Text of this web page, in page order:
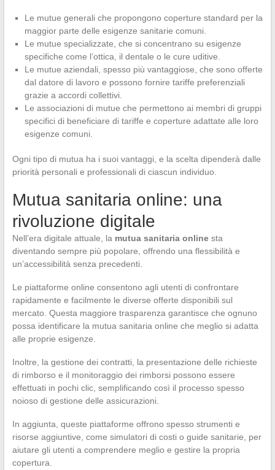
Le mutue generali che propongono coperture standard per la
maggior parte delle esigenze sanitarie comuni.
Le mutue specializzate, che si concentrano su esigenze
specifiche come l’ottica, il dentale o le cure uditive.
Le mutue aziendali, spesso più vantaggiose, che sono offerte
dal datore di lavoro e possono fornire tariffe preferenziali
grazie a accordi collettivi.
Le associazioni di mutue che permettono ai membri di gruppi
specifici di beneficiare di tariffe e coperture adattate alle loro
esigenze comuni.
Ogni tipo di mutua ha i suoi vantaggi, e la scelta dipenderà dalle
priorità personali e professionali di ciascun individuo.
Mutua sanitaria online: una
rivoluzione digitale
Nell’era digitale attuale, la mutua sanitaria onlinesta
diventando sempre più popolare, offrendo una flessibilità e
un’accessibilità senza precedenti.
Le piattaforme online consentono agli utenti di confrontare
rapidamente e facilmente le diverse offerte disponibili sul
mercato. Questa maggiore trasparenza garantisce che ognuno
possa identificare la mutua sanitaria online che meglio si adatta
alle proprie esigenze.
Inoltre, la gestione dei contratti, la presentazione delle richieste
di rimborso e il monitoraggio dei rimborsi possono essere
effettuati in pochi clic, semplificando così il processo spesso
noioso di gestione delle assicurazioni.
In aggiunta, queste piattaforme offrono spesso strumenti e
risorse aggiuntive, come simulatori di costi o guide sanitarie, per
aiutare gli utenti a comprendere meglio e gestire la propria
copertura.